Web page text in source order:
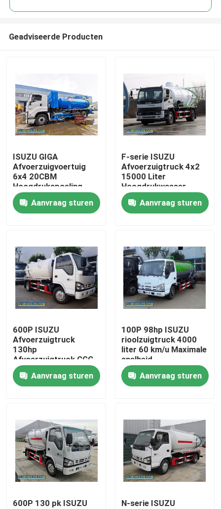
Producten
Video's
Fabrieksreis
Kwaliteitscontrole
Verzoek om een Citaat
ISUZU brandweerwagen
ISUZU Garbage Truck
Geadviseerde Producten
ISUZU GIGA
Afvoerzuigvoertuig
6x4 20CBM
Hoogdrukspoeling
Aanvraag sturen
F-serie ISUZU
Afvoerzuigtruck 4x2
15000 Liter
Hoogdrukwasser
Aanvraag sturen
600P ISUZU
Afvoerzuigtruck
130hp
Afvoerzuigtruck CGC
Aanvraag sturen
100P 98hp ISUZU
rioolzuigtruck 4000
liter 60 km/u Maximale
snelheid
Aanvraag sturen
600P 130 pk ISUZU
N-serie ISUZU